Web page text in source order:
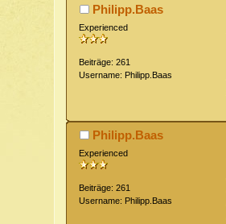
Philipp.Baas
Experienced
Beiträge: 261
Username: Philipp.Baas
Philipp.Baas
Experienced
Beiträge: 261
Username: Philipp.Baas